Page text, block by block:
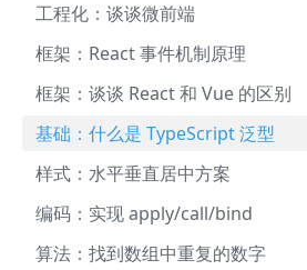
工程化：谈谈微前端
框架：React 事件机制原理
框架：谈谈 React 和 Vue 的区别
基础：什么是 TypeScript 泛型
样式：水平垂直居中方案
编码：实现 apply/call/bind
算法：找到数组中重复的数字